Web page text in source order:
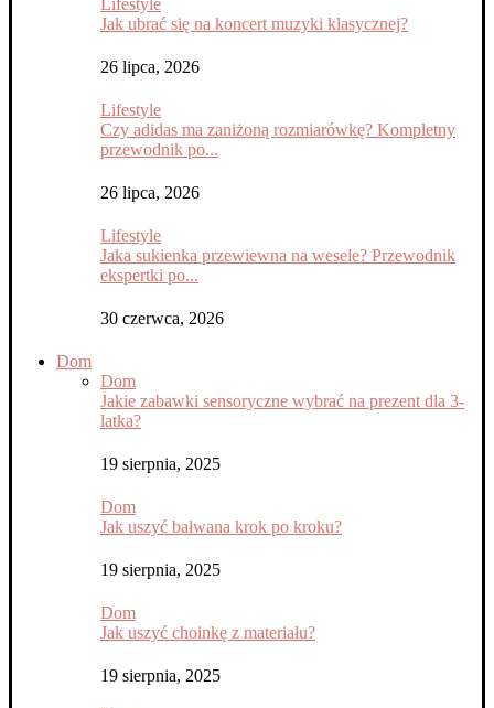
Lifestyle
Jak ubrać się na koncert muzyki klasycznej?
26 lipca, 2026
Lifestyle
Czy adidas ma zaniżoną rozmiarówkę? Kompletny
przewodnik po...
26 lipca, 2026
Lifestyle
Jaka sukienka przewiewna na wesele? Przewodnik
ekspertki po...
30 czerwca, 2026
Dom
Dom
Jakie zabawki sensoryczne wybrać na prezent dla 3-
latka?
19 sierpnia, 2025
Dom
Jak uszyć bałwana krok po kroku?
19 sierpnia, 2025
Dom
Jak uszyć choinkę z materiału?
19 sierpnia, 2025